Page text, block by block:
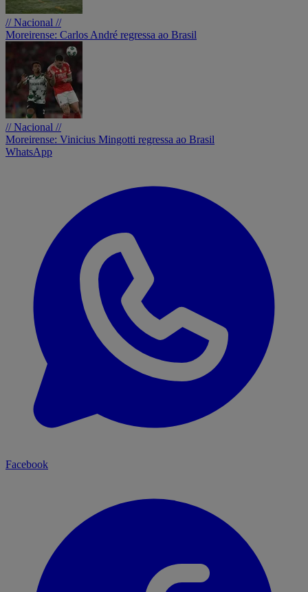
// Nacional //
Moreirense: Carlos André regressa ao Brasil
// Nacional //
Moreirense: Vinicius Mingotti regressa ao Brasil
WhatsApp
Facebook